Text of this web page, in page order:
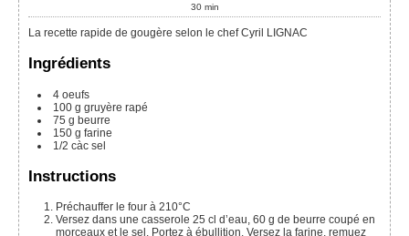
30 min
La recette rapide de gougère selon le chef Cyril LIGNAC
Ingrédients
4 oeufs
100 g gruyère rapé
75 g beurre
150 g farine
1/2 càc sel
Instructions
Préchauffer le four à 210°C
Versez dans une casserole 25 cl d’eau, 60 g de beurre coupé en
morceaux et le sel. Portez à ébullition. Versez la farine, remuez